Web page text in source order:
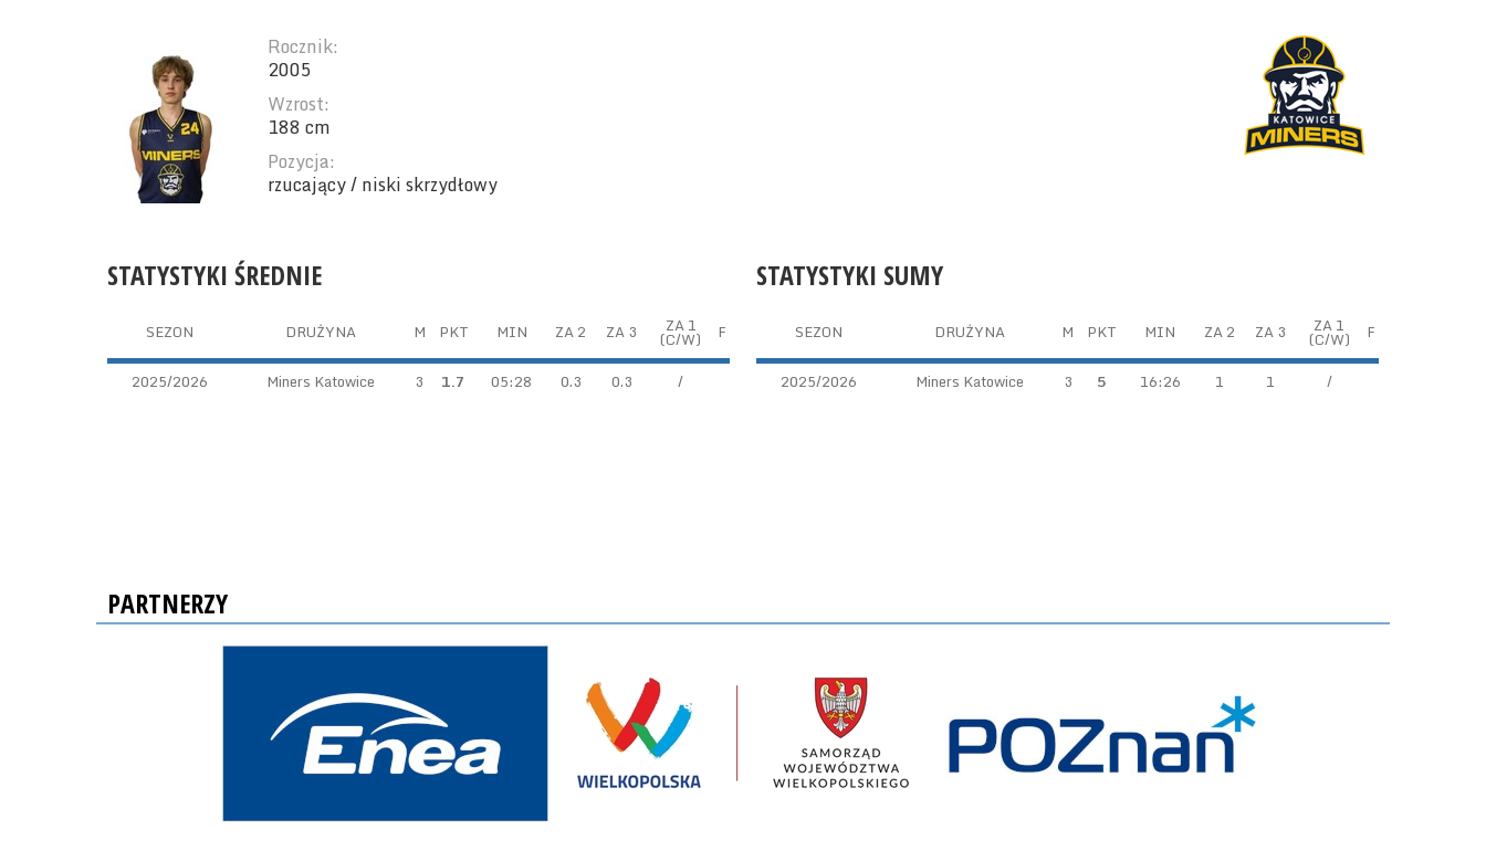
Rocznik:
2005
Wzrost:
188 cm
Pozycja:
rzucający / niski skrzydłowy
STATYSTYKI SUMY
SEZON DRUŻYNA M PKT MIN ZA 2 ZA 3 ZA 1
(C/W) F
2025/2026 Miners Katowice 3 5 16:26 1 1 /
STATYSTYKI ŚREDNIE
SEZON DRUŻYNA M PKT MIN ZA 2 ZA 3 ZA 1
(C/W) F
2025/2026 Miners Katowice 3 1.7 05:28 0.3 0.3 /
PARTNERZY